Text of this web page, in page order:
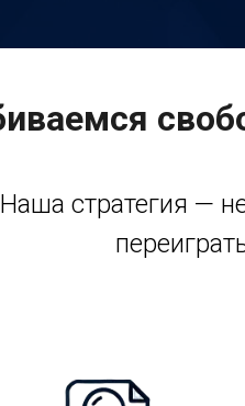
Наша стратегия —